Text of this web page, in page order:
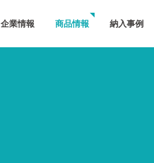
企業情報 商品情報 納入事例